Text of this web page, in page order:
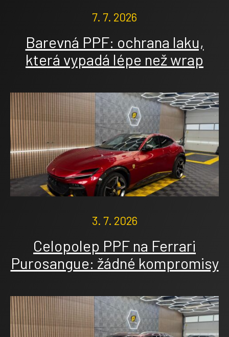
7. 7. 2026
Barevná PPF: ochrana laku,
která vypadá lépe než wrap
3. 7. 2026
Celopolep PPF na Ferrari
Purosangue: žádné kompromisy